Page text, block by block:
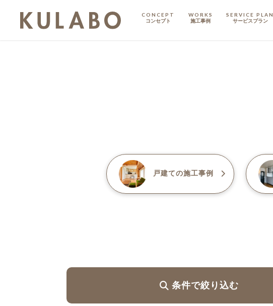
CONCEPT
コンセプト
WORKS
施工事例
SERVICE PLAN
サービスプラン
戸建ての施工事例
条件で絞り込む